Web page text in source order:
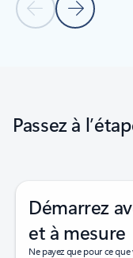
Diapositive
Passez à
Démarrez
et à mesure
Ne payez que pour ce